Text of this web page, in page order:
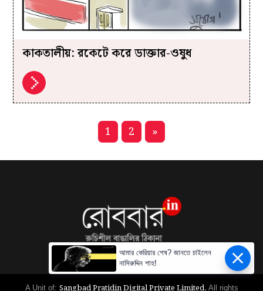
কাকতালীয়: রকেটে করে ডাক্তার-ওষুধ
1 2 »
A Unit of: Sangbad Pratidin Digital Private Limited. All rights
আমার কেরিয়ার শেষ? জানতে চাইলেন
নাসিরুদ্দিন শাহ!